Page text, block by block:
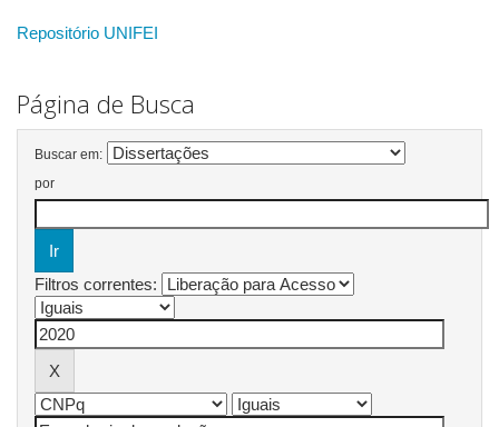
Repositório UNIFEI
Página de Busca
Buscar em:
por
Filtros correntes: